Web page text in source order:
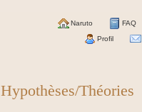
Naruto FAQ
Profil
Hypothèses/Théories